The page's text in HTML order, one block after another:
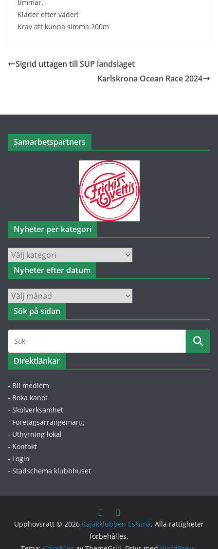
timmar.
Kläder efter väder!
Krav att kunna simma 200m
Sigrid uttagen till SUP landslaget
Karlskrona Ocean Race 2024
Samarbetspartners
Nyheter per kategori
Nyheter
per
kategori
Nyheter efter datum
Nyheter
efter
datum
Sök på sidan
Direktlänkar
- Bli medlem
- Boka kanot
- Skolverksamhet
- Företagsarrangemang
- Uthyrning lokal
- Kontakt
- Login
- Städschema klubbhuset
Upphovsrätt © 2026 Kajakklubben Eskimå. Alla rättigheter
förbehålles.